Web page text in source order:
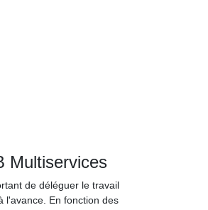
Multiservices
de déléguer le travail
l'avance. En fonction des